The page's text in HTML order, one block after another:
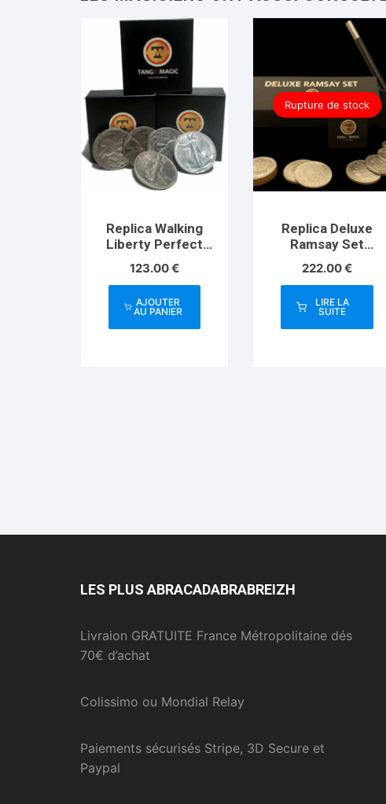
Replica Walking
Liberty Perfect
Shell Set
(Gimmicks and
Instructions) by
123.00€
AJOUTER
AU PANIER
Rupture de stock
Replica Deluxe
Ramsay Set
Morgan
(Gimmicks and
Instructions) by
222.00€
LIRE LA
SUITE
LES PLUS ABRACADABRABREIZH
Livraion GRATUITE France Métropolitaine dés
70€ d’achat
Colissimo ou Mondial Relay
Paiements sécurisés Stripe, 3D Secure et
Paypal